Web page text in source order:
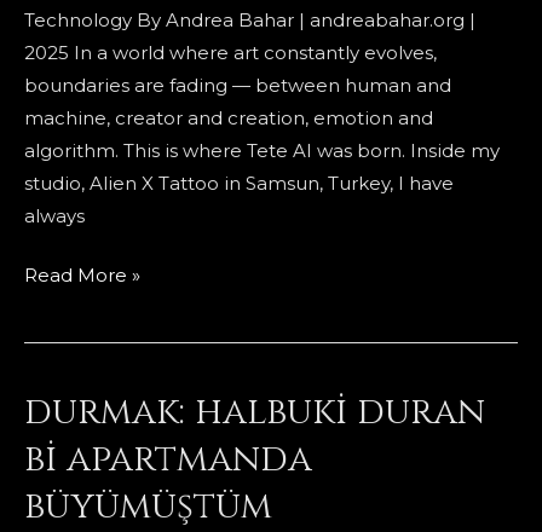
Technology By Andrea Bahar | andreabahar.org |
2025 In a world where art constantly evolves,
boundaries are fading — between human and
machine, creator and creation, emotion and
algorithm. This is where Tete AI was born. Inside my
studio, Alien X Tattoo in Samsun, Turkey, I have
always
When
Becomes
Read More »
durmak: halbuki duran
bi apartmanda
büyümüştüm